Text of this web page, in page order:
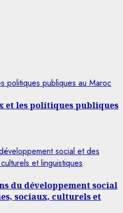
politiques publiques au Maroc
et les politiques publiques
social et des
et linguistiques
du développement social
sociaux, culturels et